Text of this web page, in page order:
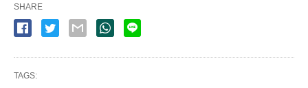
SHARE
TAGS: